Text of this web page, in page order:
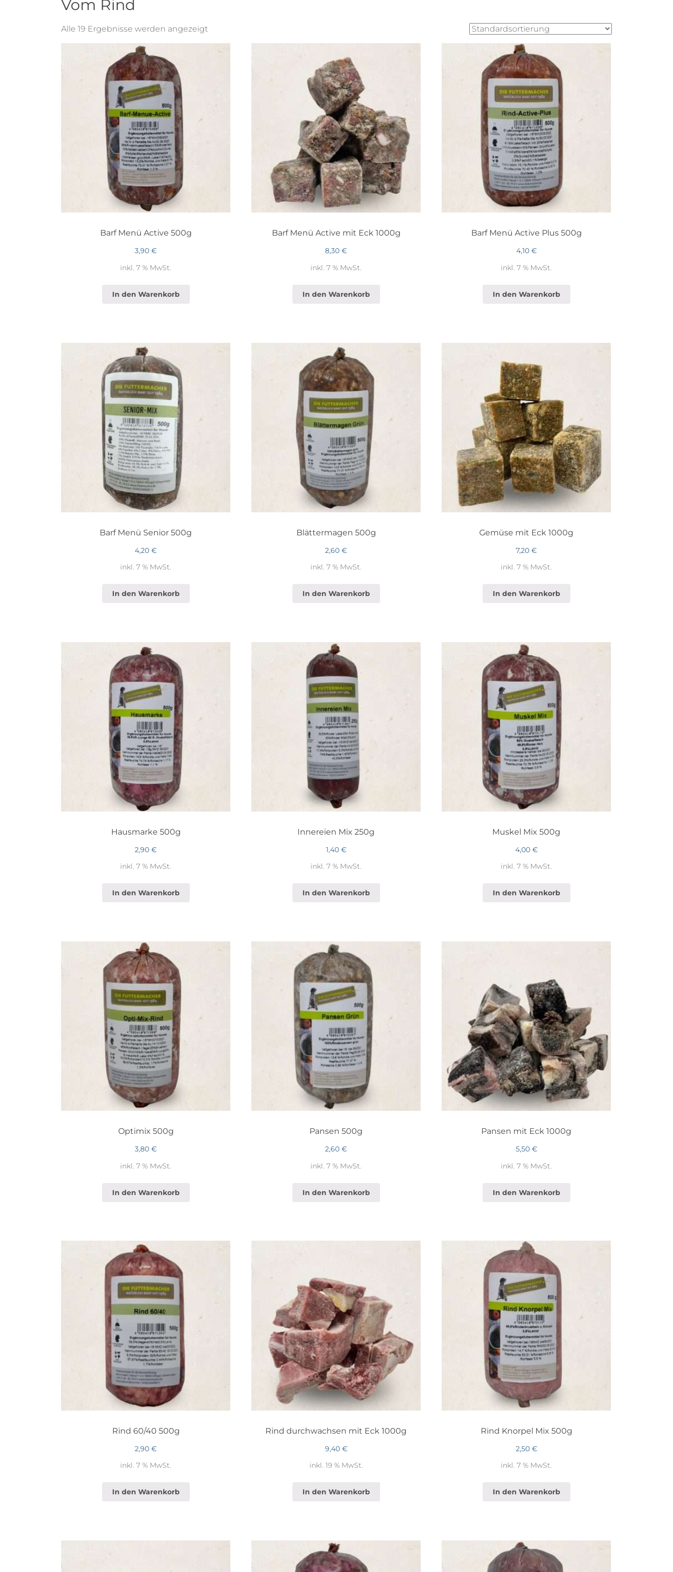
Vom Rind
Alle 19 Ergebnisse werden angezeigt
Barf Menü Active 500g
3,90€
inkl. 7 % MwSt.
In den Warenkorb
Barf Menü Active mit Eck 1000g
8,30€
inkl. 7 % MwSt.
In den Warenkorb
Barf Menü Active Plus 500g
4,10 €
inkl. 7 % MwSt.
In den Warenkorb
Barf Menü Senior 500g
4,20€
inkl. 7 % MwSt.
In den Warenkorb
Blättermagen 500g
2,60€
inkl. 7 % MwSt.
In den Warenkorb
Gemüse mit Eck 1000g
7,20€
inkl. 7 % MwSt.
In den Warenkorb
Hausmarke 500g
2,90€
inkl. 7 % MwSt.
In den Warenkorb
Innereien Mix 250g
1,40 €
inkl. 7 % MwSt.
In den Warenkorb
Muskel Mix 500g
4,00 €
inkl. 7 % MwSt.
In den Warenkorb
Optimix 500g
3,80€
inkl. 7 % MwSt.
In den Warenkorb
Pansen 500g
2,60€
inkl. 7 % MwSt.
In den Warenkorb
Pansen mit Eck 1000g
5,50 €
inkl. 7 % MwSt.
In den Warenkorb
Rind 60/40 500g
2,90€
inkl. 7 % MwSt.
In den Warenkorb
Rind durchwachsen mit Eck 1000g
9,40 €
inkl. 19 % MwSt.
In den Warenkorb
Rind Knorpel Mix 500g
2,50 €
inkl. 7 % MwSt.
In den Warenkorb